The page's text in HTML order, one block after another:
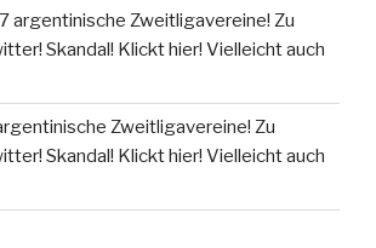
argentinische Zweitligavereine! Zu
Skandal! Klickt hier! Vielleicht auch
Zweitligavereine! Zu
Skandal! Klickt hier! Vielleicht auch